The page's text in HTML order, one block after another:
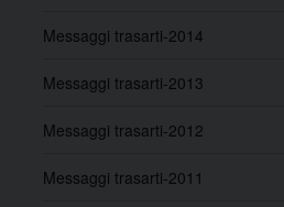
Messaggi trasarti-2014
Messaggi trasarti-2013
Messaggi trasarti-2012
Messaggi trasarti-2011